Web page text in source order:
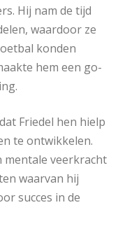
Hij nam de tijd
waardoor ze
konden
hem een go-
Friedel hen hielp
te ontwikkelen.
mentale veerkracht
waarvan hij
succes in de